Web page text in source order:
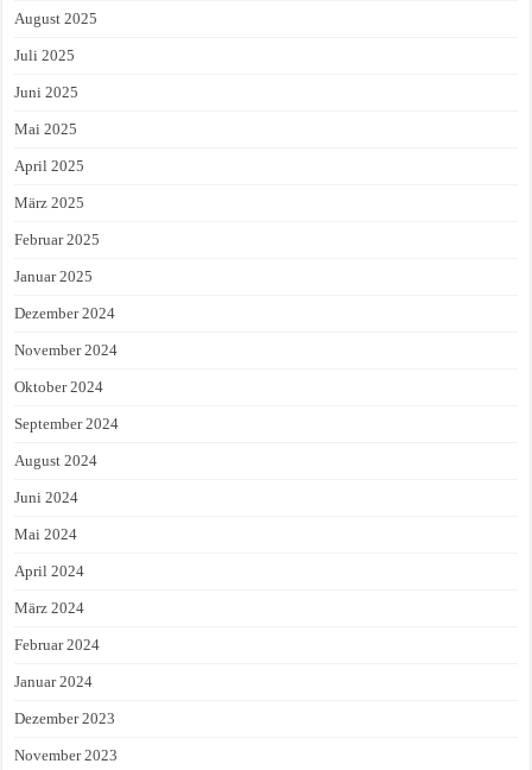
August 2025
Juli 2025
Juni 2025
Mai 2025
April 2025
März 2025
Februar 2025
Januar 2025
Dezember 2024
November 2024
Oktober 2024
September 2024
August 2024
Juni 2024
Mai 2024
April 2024
März 2024
Februar 2024
Januar 2024
Dezember 2023
November 2023